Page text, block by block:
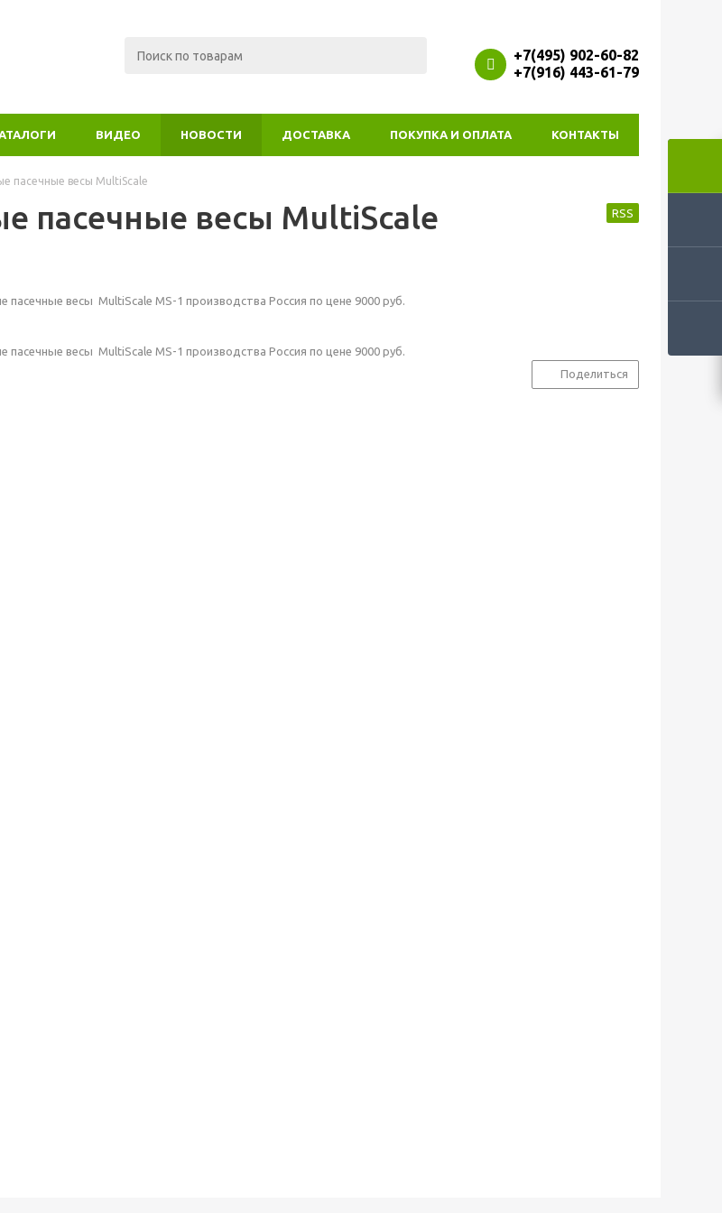
+7(495) 902-60-82
+7(916) 443-61-79
ВИДЕО НОВОСТИ ДОСТАВКА ПОКУПКА И ОПЛАТА КОНТАКТЫ
пасечные весы MultiScale
пасечные весы MultiScale RSS
пасечные весы MultiScale MS-1 производства Россия по цене 9000 руб.
пасечные весы MultiScale MS-1 производства Россия по цене 9000 руб.
Поделиться